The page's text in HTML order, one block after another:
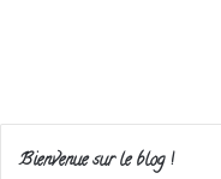
Bienvenue sur le blog !